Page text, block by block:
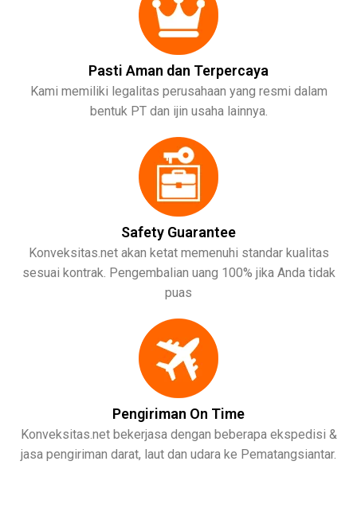
Pasti Aman dan Terpercaya
Kami memiliki legalitas perusahaan yang resmi dalam
bentuk PT dan ijin usaha lainnya.
Safety Guarantee
Konveksitas.net akan ketat memenuhi standar kualitas
sesuai kontrak. Pengembalian uang 100% jika Anda tidak
puas
Pengiriman On Time
Konveksitas.net bekerjasa dengan beberapa ekspedisi &
jasa pengiriman darat, laut dan udara ke Pematangsiantar.